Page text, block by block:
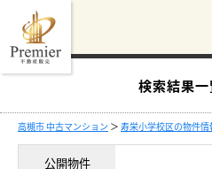
検索結果一
高槻市 中古マンション ＞ 寿栄小学校区の物件情
公開物件